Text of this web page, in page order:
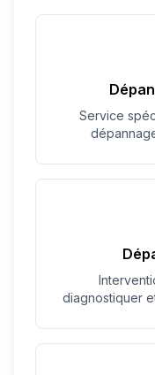
Service
diagnostiquer